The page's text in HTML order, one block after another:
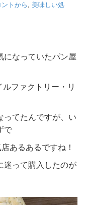
トから, 美味しい処
になっていたパン屋
ファクトリー・リ
ってたんですが、い
で
あるあるですね！
迷って購入したのが